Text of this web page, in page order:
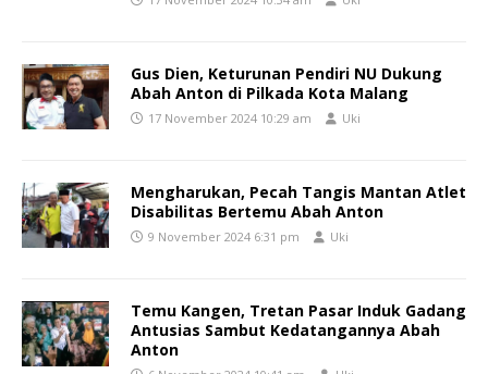
Gus Dien, Keturunan Pendiri NU Dukung
Abah Anton di Pilkada Kota Malang
17 November 2024 10:29 am Uki
Mengharukan, Pecah Tangis Mantan Atlet
Disabilitas Bertemu Abah Anton
9 November 2024 6:31 pm Uki
Temu Kangen, Tretan Pasar Induk Gadang
Antusias Sambut Kedatangannya Abah
Anton